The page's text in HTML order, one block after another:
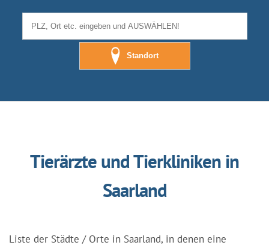
Standort
Tierärzte und Tierkliniken in
Saarland
Liste der Städte / Orte in Saarland, in denen eine